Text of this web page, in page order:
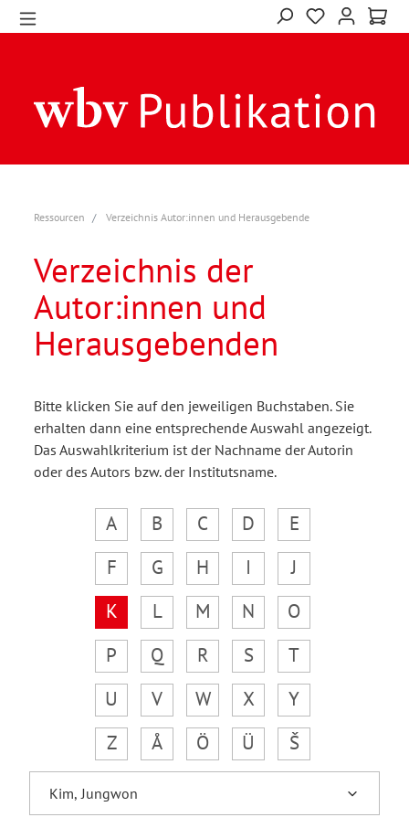
Ressourcen Verzeichnis Autor:innen und Herausgebende
Verzeichnis der
Autor:innen und
Herausgebenden
Bitte klicken Sie auf den jeweiligen Buchstaben. Sie
erhalten dann eine entsprechende Auswahl angezeigt.
Das Auswahlkriterium ist der Nachname der Autorin
oder des Autors bzw. der Institutsname.
A B C D
E
F
G H I
J
K
L M N
O
P
Q R S
T
U
V W X
Y
Z
Å Ö Ü Š